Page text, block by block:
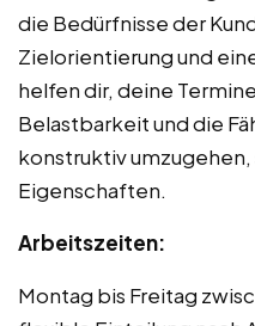
die Bedürfnisse der
Zielorientierung und
helfen dir, deine
Belastbarkeit und die
konstruktiv
Eigenschaften.
Arbeitszeiten:
Montag bis Freitag